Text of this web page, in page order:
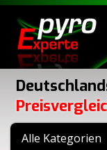
Alle Kategorien